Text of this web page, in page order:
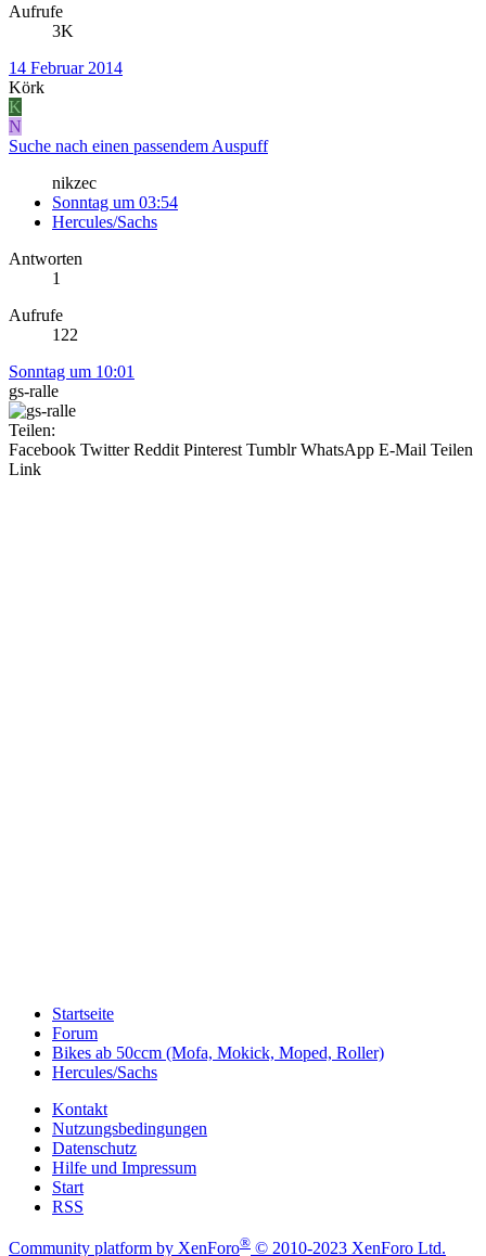
Aufrufe
3K
14 Februar 2014
Körk
K
N
Suche nach einen passendem Auspuff
nikzec
Sonntag um 03:54
Hercules/Sachs
Antworten
1
Aufrufe
122
Sonntag um 10:01
gs-ralle
Teilen:
Facebook Twitter Reddit Pinterest Tumblr WhatsApp E-Mail Teilen
Link
Startseite
Forum
Bikes ab 50ccm (Mofa, Mokick, Moped, Roller)
Hercules/Sachs
Kontakt
Nutzungsbedingungen
Datenschutz
Hilfe und Impressum
Start
RSS
Community platform by XenForo® © 2010-2023 XenForo Ltd.